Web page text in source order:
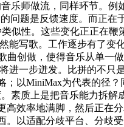
乐师做流，同样环节。
问题是反馈速度。而正
似性。这些变化正正在
能写歌。工作逐步有了
曲创做，使得音乐从单
进一步迸发。比拼的不
以MiniMax为代表的径
素质上是把音乐能力拆
效率地满脚，然后正
以适配分歧平台、分歧